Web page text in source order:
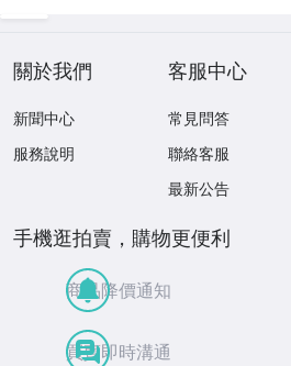
關於我們
新聞中心
服務說明
客服中心
常見問答
聯絡客服
最新公告
手機逛拍賣，購物更便利
商品降價通知
買賣即時溝通